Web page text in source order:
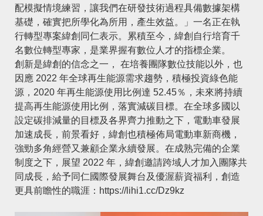
配模擬情境練習，讓我們在研發技術過程具備數據架構
基礎，確實把所學化為所用，產生效益。」一名正在執
行轉型專案緯創同仁表示。累積至今，緯創自行培育千
名數位轉型專家，是業界握有數位人才的指標企業。
創新是緯創的信念之一， 在培養團隊數位技能以外，也
因應 2022 年全球再生能源需求趨勢，積極投資綠色能
源，2020 年再生能源使用比例達 52.45％，未來將持續
提高再生能源使用比例，落實減碳目標。在全球多國以
設定碳排減量的目標及各界齊力推動之下，電動車發展
加速成長，前景看好，緯創也積極佈局電動車新商機，
強勁多角經營又兼顧企業永續發展。在成熟完備的企業
制度之下，展望 2022 年，緯創邀請跨域人才加入團隊共
同成長，給予同仁國際發展舞台及優渥薪資福利，創造
更具前瞻性的職涯： https://lihi1.cc/Dz9kz